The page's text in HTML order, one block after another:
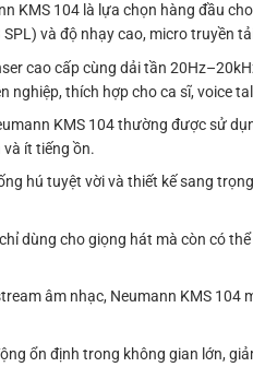
KMS 104 là lựa chọn hàng đầu
và độ nhạy cao, micro truyền
cao cấp cùng dải tần
thích hợp cho ca sĩ, voice
KMS 104 thường được sử
ít tiếng ồn.
hú tuyệt vời và thiết kế sang
dùng cho giọng hát mà còn có
âm nhạc, Neumann KMS
ổn định trong không gian lớn,